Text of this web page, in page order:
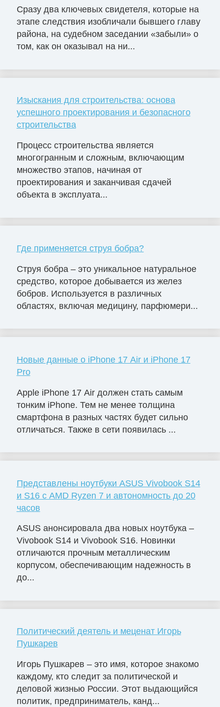
Сразу два ключевых свидетеля, которые на
этапе следствия изобличали бывшего главу
района, на судебном заседании «забыли» о
том, как он оказывал на ни...
Изыскания для строительства: основа
успешного проектирования и безопасного
строительства
Процесс строительства является
многогранным и сложным, включающим
множество этапов, начиная от
проектирования и заканчивая сдачей
объекта в эксплуата...
Где применяется струя бобра?
Струя бобра – это уникальное натуральное
средство, которое добывается из желез
бобров. Используется в различных
областях, включая медицину, парфюмери...
Новые данные о iPhone 17 Air и iPhone 17
Pro
Apple iPhone 17 Air должен стать самым
тонким iPhone. Тем не менее толщина
смартфона в разных частях будет сильно
отличаться. Также в сети появилась ...
Представлены ноутбуки ASUS Vivobook S14
и S16 с AMD Ryzen 7 и автономность до 20
часов
ASUS анонсировала два новых ноутбука –
Vivobook S14 и Vivobook S16. Новинки
отличаются прочным металлическим
корпусом, обеспечивающим надежность в
до...
Политический деятель и меценат Игорь
Пушкарев
Игорь Пушкарев – это имя, которое знакомо
каждому, кто следит за политической и
деловой жизнью России. Этот выдающийся
политик, предприниматель, канд...